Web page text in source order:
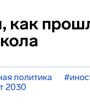
как
политика
2030